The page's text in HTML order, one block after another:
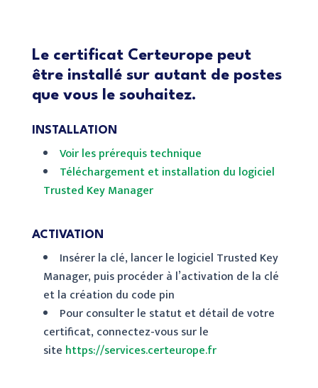
Le certificat Certeurope peut
être installé sur autant de postes
que vous le souhaitez.
INSTALLATION
Voir les prérequis technique
Téléchargement et installation du logiciel
Trusted Key Manager
ACTIVATION
Insérer la clé, lancer le logiciel Trusted Key
Manager, puis procéder à l’activation de la clé
et la création du code pin
Pour consulter le statut et détail de votre
certificat, connectez-vous sur le
site https://services.certeurope.fr